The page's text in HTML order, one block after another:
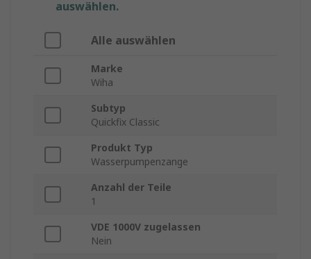
auswählen.
Alle auswählen
Marke
Wiha
Subtyp
Quickfix Classic
Produkt Typ
Wasserpumpenzange
Anzahl der Teile
1
VDE 1000V zugelassen
Nein